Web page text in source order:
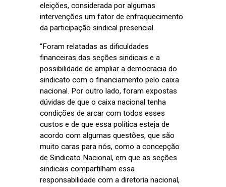
eleições, considerada por algumas
intervenções um fator de enfraquecimento
da participação sindical presencial.
“Foram relatadas as dificuldades
financeiras das seções sindicais e a
possibilidade de ampliar a democracia do
sindicato com o financiamento pelo caixa
nacional. Por outro lado, foram expostas
dúvidas de que o caixa nacional tenha
condições de arcar com todos esses
custos e de que essa política esteja de
acordo com algumas questões, que são
muito caras para nós, como a concepção
de Sindicato Nacional, em que as seções
sindicais compartilham essa
responsabilidade com a diretoria nacional,